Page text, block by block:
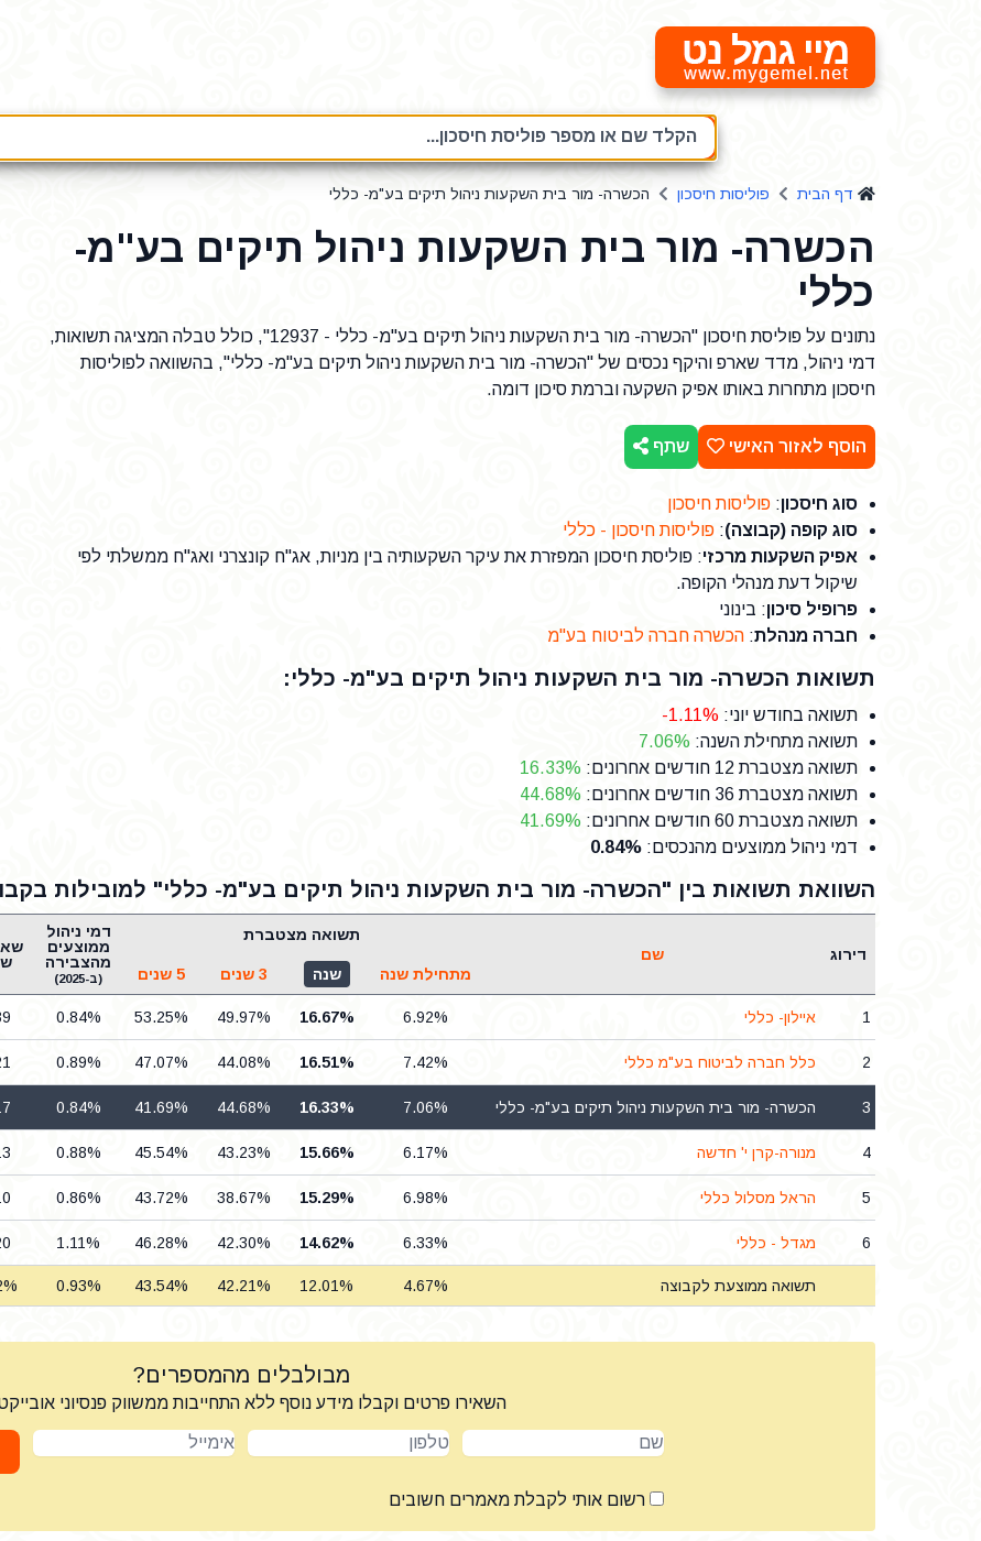
מיי גמל נט
הקלד שם או מספר פוליסת חיסכון...
דף הבית פוליסות חיסכון הכשרה- מור בית השקעות ניהול תיקים בע"מ- כללי
הכשרה- מור בית השקעות ניהול תיקים בע"מ-
כללי
נתונים על פוליסת חיסכון "הכשרה- מור בית השקעות ניהול תיקים בע"מ- כללי - 12937", כולל טבלה המציגה תשואות,
דמי ניהול, מדד שארפ והיקף נכסים של "הכשרה- מור בית השקעות ניהול תיקים בע"מ- כללי", בהשוואה לפוליסות
חיסכון מתחרות באותו אפיק השקעה וברמת סיכון דומה.
הוסף לאזור האישי שתף
סוג חיסכון: פוליסות חיסכון
סוג קופה (קבוצה): פוליסות חיסכון - כללי
אפיק השקעות מרכזי: פוליסת חיסכון המפזרת את עיקר השקעותיה בין מניות, אג"ח קונצרני ואג"ח ממשלתי לפי
שיקול דעת מנהלי הקופה.
פרופיל סיכון: בינוני
חברה מנהלת: הכשרה חברה לביטוח בע"מ
תשואות הכשרה- מור בית השקעות ניהול תיקים בע"מ- כללי:
תשואה בחודש יוני:
-1.11%
תשואה מתחילת השנה:
7.06%
תשואה מצטברת 12 חודשים אחרונים
:
16.33%
תשואה מצטברת 36 חודשים אחרונים
:
44.68%
תשואה מצטברת 60 חודשים אחרונים
:
41.69%
דמי ניהול ממוצעים מהנכסים:
0.84%
השוואת תשואות בין "הכשרה- מור בית השקעות ניהול תיקים בע"מ- כללי" למובילות
דירוג שם
תשואה מצטברת
דמי ניהול
ממוצעים
מהצבירה
(ב-2025) מתחילת שנה שנה 3 שנים 5 שנים
1 איילון- כללי 6.92%
16.67%
49.97%
53.25%
0.84%
2 כלל חברה לביטוח בע"מ כללי 7.42%
16.51%
44.08%
47.07%
0.89%
3 הכשרה- מור בית השקעות ניהול תיקים בע"מ- כללי 7.06%
16.33%
44.68%
41.69%
0.84%
4 מנורה-קרן י' חדשה 6.17%
15.66%
43.23%
45.54%
0.88%
5 הראל מסלול כללי 6.98%
15.29%
38.67%
43.72%
0.86%
6 מגדל - כללי 6.33%
14.62%
42.30%
46.28%
1.11%
תשואה ממוצעת לקבוצה 4.67%
12.01%
42.21%
43.54%
0.93%
מבולבלים מהמספרים?
השאירו פרטים וקבלו מידע נוסף ללא התחייבות ממשווק פנסיוני
שם טלפון אימייל
רשום אותי לקבלת מאמרים חשובים